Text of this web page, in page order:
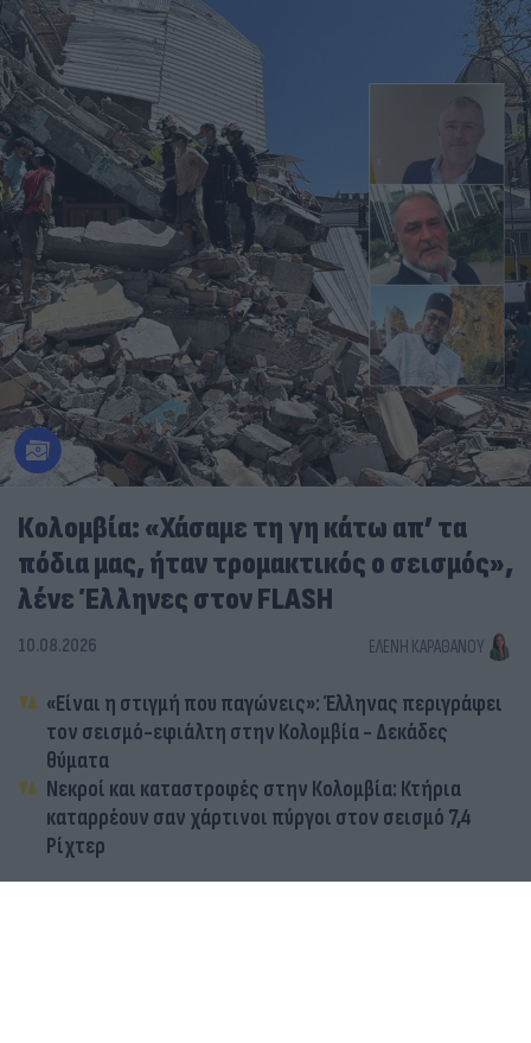
Κολομβία: «Χάσαμε τη γη κάτω απ’ τα
πόδια μας, ήταν τρομακτικός ο σεισμός»,
λένε Έλληνες στον FLASH
10.08.2026 ΕΛΈΝΗ ΚΑΡΑΘΆΝΟΥ
«Είναι η στιγμή που παγώνεις»: Έλληνας περιγράφει
τον σεισμό-εφιάλτη στην Κολομβία - Δεκάδες
θύματα
Νεκροί και καταστροφές στην Κολομβία: Κτήρια
καταρρέουν σαν χάρτινοι πύργοι στον σεισμό 7,4
Ρίχτερ